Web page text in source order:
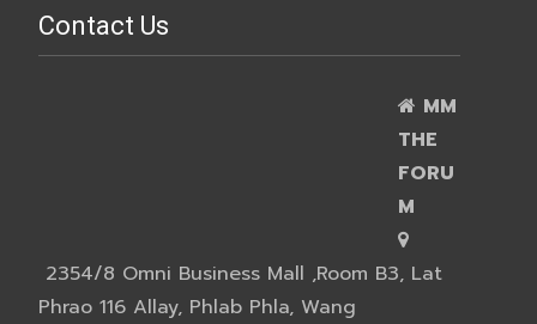
Contact Us
MM
THE
FORU
M
2354/8 Omni Business Mall ,Room B3, Lat
Phrao 116 Allay, Phlab Phla, Wang